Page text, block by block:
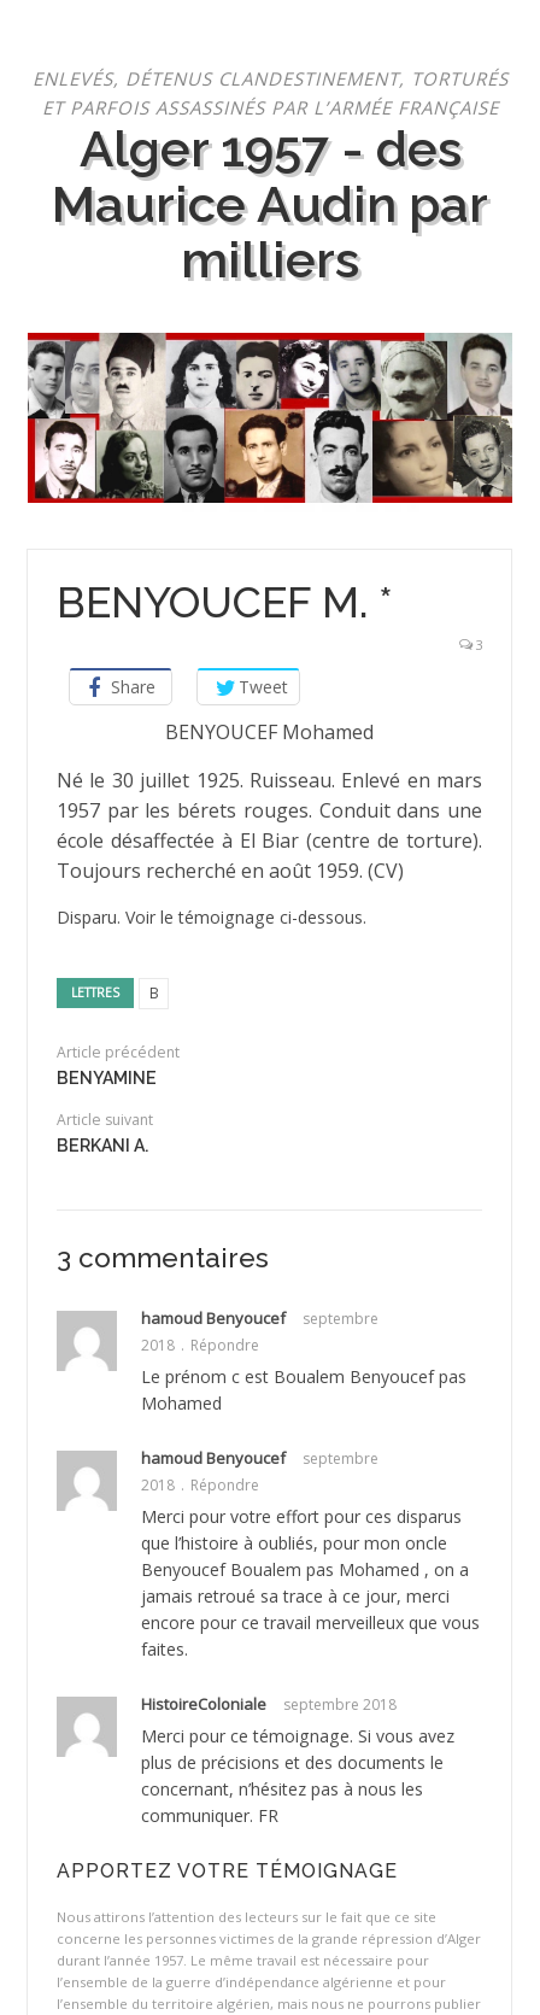
contenu
ENLEVÉS, DÉTENUS CLANDESTINEMENT, TORTURÉS
ET PARFOIS ASSASSINÉS PAR L’ARMÉE FRANÇAISE
Alger 1957 - des
Maurice Audin par
milliers
BENYOUCEF M. *
3
Share Tweet
BENYOUCEF Mohamed
Né le 30 juillet 1925. Ruisseau. Enlevé en mars
1957 par les bérets rouges. Conduit dans une
école désaffectée à El Biar (centre de torture).
Toujours recherché en août 1959. (CV)
Disparu. Voir le témoignage ci-dessous.
LETTRES B
Article précédent
BENYAMINE
Article suivant
BERKANI A.
3 commentaires
hamoud Benyoucef
septembre
2018
Répondre
Le prénom c est Boualem Benyoucef pas
Mohamed
hamoud Benyoucef
septembre
2018
Répondre
Merci pour votre effort pour ces disparus
que l’histoire à oubliés, pour mon oncle
Benyoucef Boualem pas Mohamed , on a
jamais retroué sa trace à ce jour, merci
encore pour ce travail merveilleux que vous
faites.
HistoireColoniale septembre 2018
Merci pour ce témoignage. Si vous avez
plus de précisions et des documents le
concernant, n’hésitez pas à nous les
communiquer. FR
APPORTEZ VOTRE TÉMOIGNAGE
Nous attirons l’attention des lecteurs sur le fait que ce site
concerne les personnes victimes de la grande répression d’Alger
durant l’année 1957. Le même travail est nécessaire pour
l’ensemble de la guerre d’indépendance algérienne et pour
l’ensemble du territoire algérien, mais nous ne pourrons publier